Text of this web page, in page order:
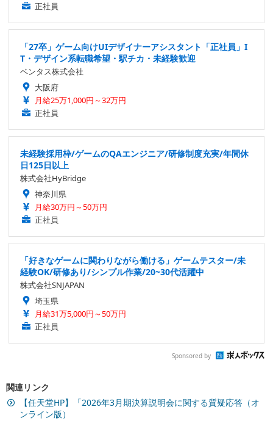
正社員
「27卒」ゲーム向けUIデザイナーアシスタント「正社員」I
T・デザイン系転職希望・駅チカ・未経験歓迎
ベンタス株式会社
大阪府
月給25万1,000円～32万円
正社員
未経験採用枠/ゲームのQAエンジニア/研修制度充実/年間休
日125日以上
株式会社HyBridge
神奈川県
月給30万円～50万円
正社員
「好きなゲームに関わりながら働ける」ゲームテスター/未
経験OK/研修あり/シンプル作業/20~30代活躍中
株式会社SNJAPAN
埼玉県
月給31万5,000円～50万円
正社員
Sponsored by
関連リンク
【任天堂HP】「2026年3月期決算説明会に関する質疑応答（オ
ンライン版）